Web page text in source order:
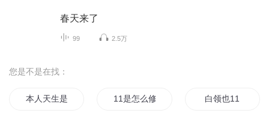
春天来了
99 2.5万
您是不是在找：
本人天生是11 11是怎么修真的 白领也11